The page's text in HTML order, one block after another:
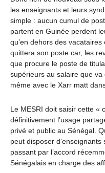
les enseignants et leurs
simple : aucun cumul de
partent en Guinée perdent
qu’en dehors des
quittera son poste car, les
que procure le poste de
supérieurs au salaire que
même avec le Xarr matt
Le MESRI doit saisir cette «
définitivement l’usage
privé et public au Sénégal.
peut disposer
passant par l’accord
Sénégalais en charge des